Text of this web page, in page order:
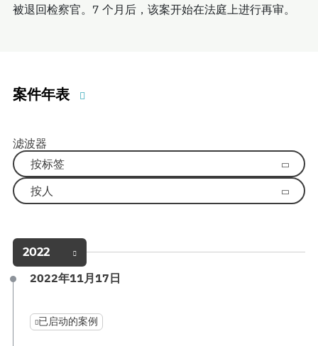
被退回检察官。7 个月后，该案开始在法庭上进行再审。
案件年表
滤波器
按标签
按人
2022
2022年11月17日
已启动的案例